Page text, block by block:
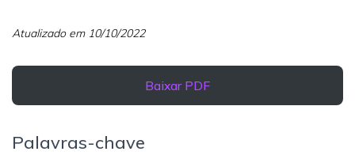
Atualizado em 10/10/2022
Baixar PDF
Palavras-chave